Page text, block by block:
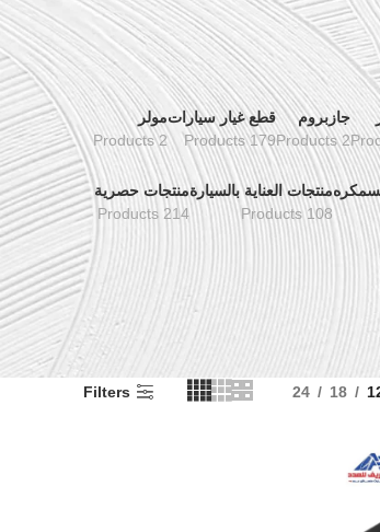
جازبروم
2 Products
قطع غيار سيارات
179 Products
مولر
2 Products
منتجات العناية بالسيارة
108 Products
منتجات حصرية
214 Products
18
24
Filters